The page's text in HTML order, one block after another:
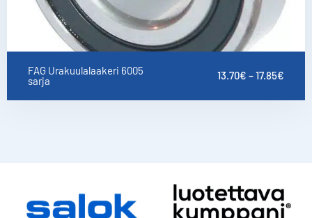
FAG Urakuulalaakeri 6005
sarja
13.70€ –17.85€